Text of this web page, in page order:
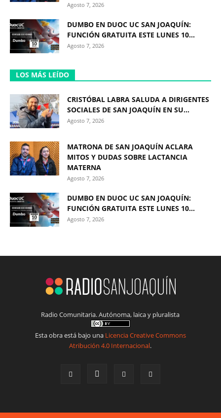
Agosto 7, 2026
DUMBO EN DUOC UC SAN JOAQUÍN:
FUNCIÓN GRATUITA ESTE LUNES 10...
Agosto 7, 2026
LOS MÁS LEÍDO
CRISTÓBAL LABRA SALUDA A DIRIGENTES
SOCIALES DE SAN JOAQUÍN EN SU...
Agosto 7, 2026
MATRONA DE SAN JOAQUÍN ACLARA
MITOS Y DUDAS SOBRE LACTANCIA
MATERNA
Agosto 7, 2026
DUMBO EN DUOC UC SAN JOAQUÍN:
FUNCIÓN GRATUITA ESTE LUNES 10...
Agosto 7, 2026
Radio Comunitaria. Autónoma, laica y pluralista
Esta obra está bajo una Licencia Creative Commons
Atribución 4.0 Internacional.